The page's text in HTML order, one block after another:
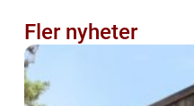
Fler nyheter